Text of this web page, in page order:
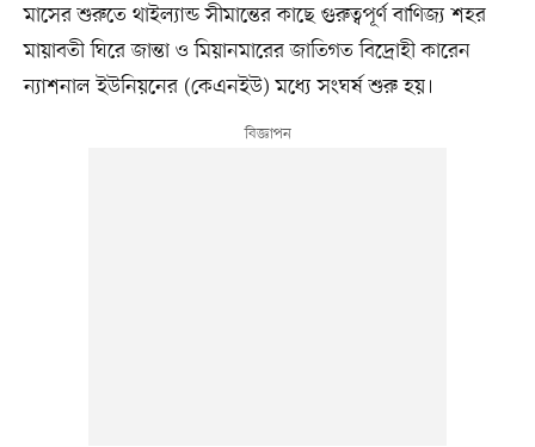
মাসের শুরুতে থাইল্যান্ড সীমান্তের কাছে গুরুত্বপূর্ণ বাণিজ্য শহর
মায়াবতী ঘিরে জান্তা ও মিয়ানমারের জাতিগত বিদ্রোহী কারেন
ন্যাশনাল ইউনিয়নের (কেএনইউ) মধ্যে সংঘর্ষ শুরু হয়।